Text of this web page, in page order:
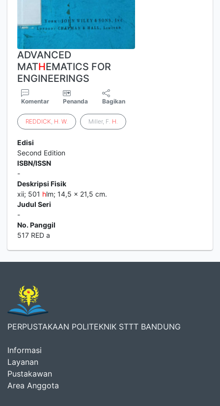
ADVANCED
MATHEMATICS FOR
ENGINEERINGS
Komentar Penanda Bagikan
REDDICK, H. W. Miller, F. H.
Edisi
Second Edition
ISBN/ISSN
-
Deskripsi Fisik
xii; 501 hlm; 14,5 x 21,5 cm.
Judul Seri
-
No. Panggil
517 RED a
PERPUSTAKAAN POLITEKNIK STTT BANDUNG
Informasi
Layanan
Pustakawan
Area Anggota